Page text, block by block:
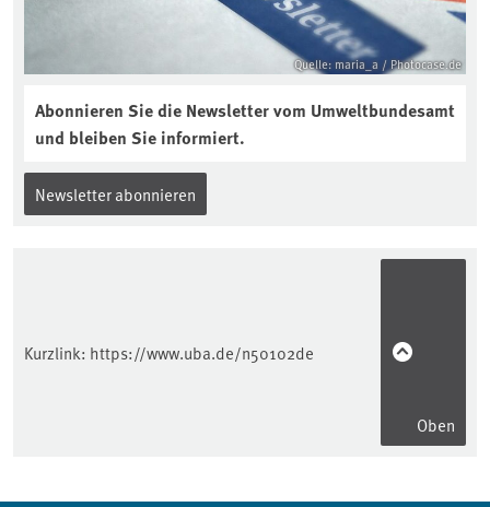
Quelle: maria_a / Photocase.de
Abonnieren Sie die Newsletter vom Umweltbundesamt
und bleiben Sie informiert.
Newsletter abonnieren
Kurzlink: https://www.uba.de/n50102de
Oben